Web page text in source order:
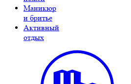
Маникюр
и бритье
Активный
отдых